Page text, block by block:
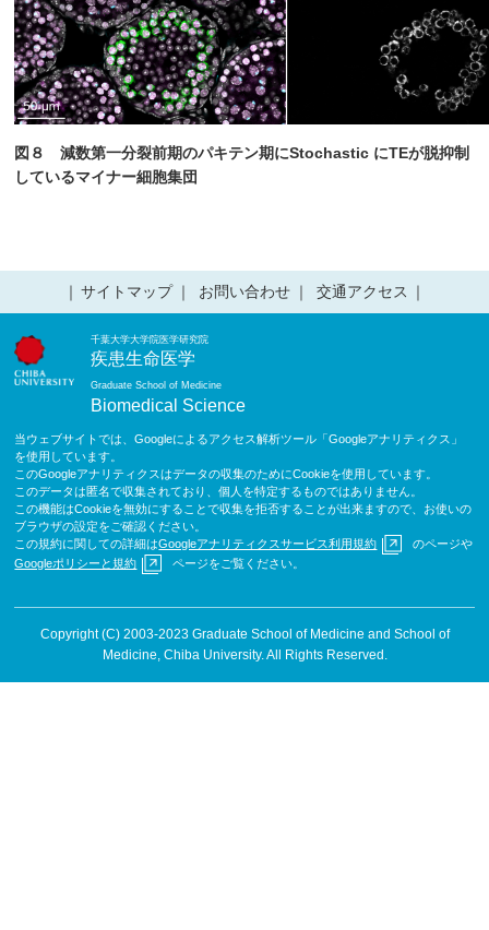
図８ 減数第一分裂前期のパキテン期にStochastic にTEが脱抑制
しているマイナー細胞集団
サイトマップ お問い合わせ 交通アクセス
千葉大学大学院医学研究院
疾患生命医学
Graduate School of Medicine
Biomedical Science
当ウェブサイトでは、Googleによるアクセス解析ツール「Googleアナリティクス」
を使用しています。
このGoogleアナリティクスはデータの収集のためにCookieを使用しています。
このデータは匿名で収集されており、個人を特定するものではありません。
この機能はCookieを無効にすることで収集を拒否することが出来ますので、お使いの
ブラウザの設定をご確認ください。
この規約に関しての詳細はGoogleアナリティクスサービス利用規約
のページや
Googleポリシーと規約
ページをご覧ください。
Copyright (C) 2003-2023 Graduate School of Medicine and School of
Medicine, Chiba University. All Rights Reserved.